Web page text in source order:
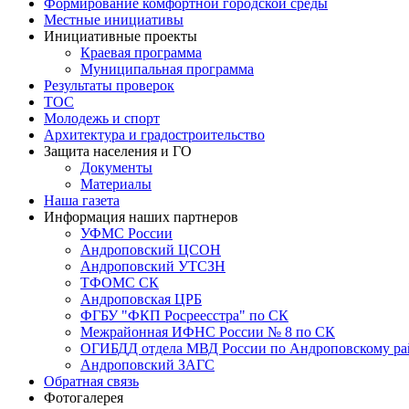
Местные инициативы
Инициативные проекты
Краевая программа
Муниципальная программа
Результаты проверок
ТОС
Молодежь и спорт
Архитектура и градостроительство
Защита населения и ГО
Документы
Материалы
Наша газета
Информация наших партнеров
УФМС России
Андроповский ЦСОН
Андроповский УТСЗН
ТФОМС СК
Андроповская ЦРБ
ФГБУ "ФКП Росреесстра" по СК
Межрайонная ИФНС России № 8 по СК
ОГИБДД отдела МВД России по Андроповскому
Андроповский ЗАГС
Обратная связь
Фотогалерея